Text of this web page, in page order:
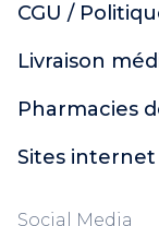
CGU /
Livraison
Pharmacies
Sites
Social Media